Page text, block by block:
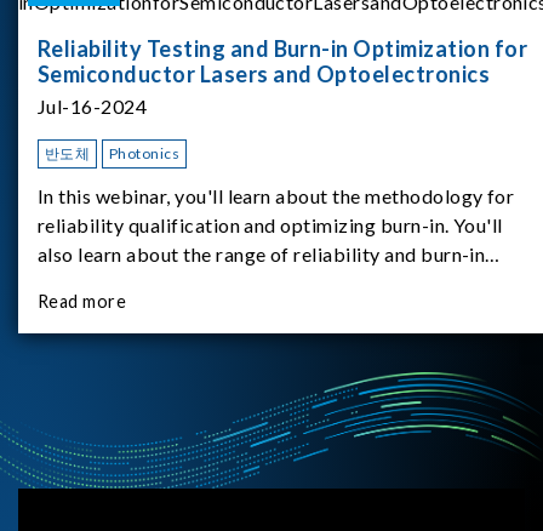
Reliability Testing and Burn-in Optimization for
Semiconductor Lasers and Optoelectronics
Jul-16-2024
반도체 Photonics
In this webinar, you'll learn about the methodology for
reliability qualification and optimizing burn-in. You'll
also learn about the range of reliability and burn-in
test-as-a-service options.
Read more